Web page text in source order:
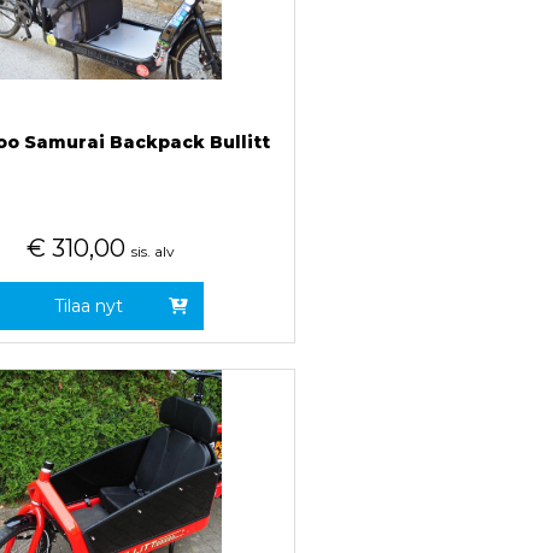
Samurai Backpack Bullitt
€ 310,00 sis. alv
Tilaa nyt